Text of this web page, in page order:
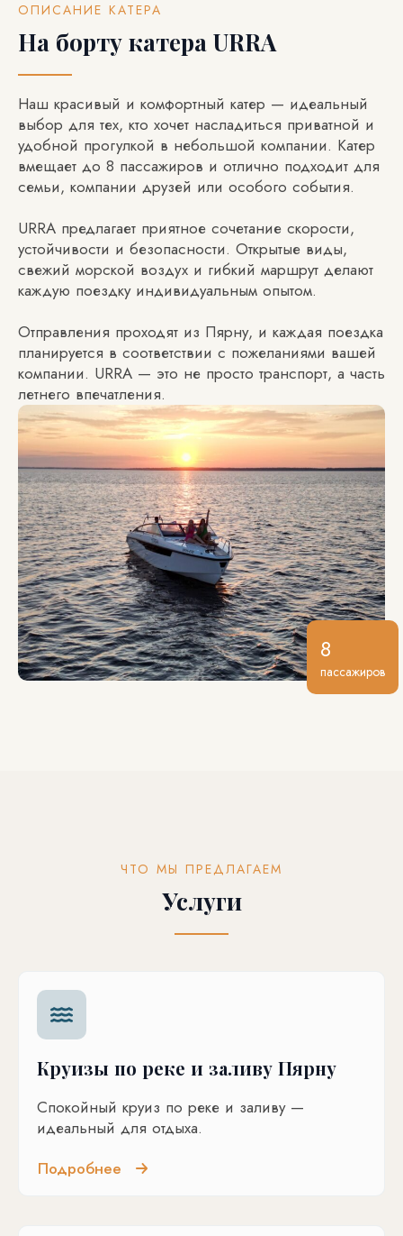
8
пассажиров
ОПИСАНИЕ КАТЕРА
На борту катера URRA
Наш красивый и комфортный катер — идеальный
выбор для тех, кто хочет насладиться приватной и
удобной прогулкой в небольшой компании. Катер
вмещает до 8 пассажиров и отлично подходит для
семьи, компании друзей или особого события.
URRA предлагает приятное сочетание скорости,
устойчивости и безопасности. Открытые виды,
свежий морской воздух и гибкий маршрут делают
каждую поездку индивидуальным опытом.
Отправления проходят из Пярну, и каждая поездка
планируется в соответствии с пожеланиями вашей
компании. URRA — это не просто транспорт, а часть
летнего впечатления.
ЧТО МЫ ПРЕДЛАГАЕМ
Услуги
Круизы по реке и заливу Пярну
Спокойный круиз по реке и заливу —
идеальный для отдыха.
Подробнее